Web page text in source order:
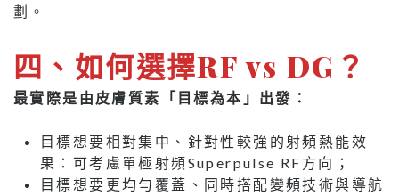
劃。
四、如何選擇RF vs DG？
最實際是由皮膚質素「目標為本」出發：
目標想要相對集中、針對性較強的射頻熱能效
果：可考慮單極射頻Superpulse RF方向；
目標想要更均勻覆蓋、同時搭配變頻技術與導航